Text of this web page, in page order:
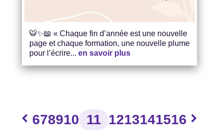
🐯✨📖 « Chaque fin d’année est une nouvelle
page et chaque formation, une nouvelle plume
pour l’écrire... en savoir plus
chevron_left 678910 11 1213141516 chevron_right